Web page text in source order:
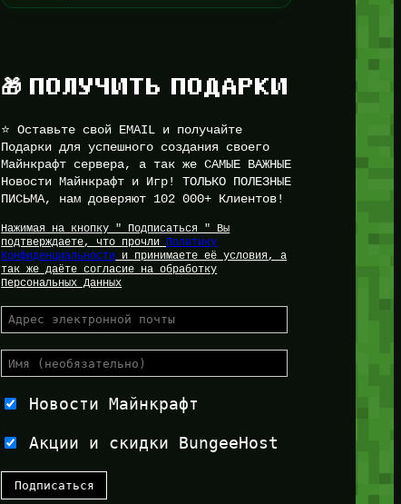
🎁 ПОЛУЧИТЬ ПОДАРКИ
⭐ Оставьте свой EMAIL и получайте
Подарки для успешного создания своего
Майнкрафт сервера, а так же САМЫЕ ВАЖНЫЕ
Новости Майнкрафт и Игр! ТОЛЬКО ПОЛЕЗНЫЕ
ПИСЬМА, нам доверяют 102 000+ Клиентов!
Нажимая на кнопку " Подписаться " Вы
подтверждаете, что прочли Политику
Конфиденциальности и принимаете её условия, а
так же даёте согласие на обработку
Персональных Данных
Новости Майнкрафт
Акции и скидки BungeeHost